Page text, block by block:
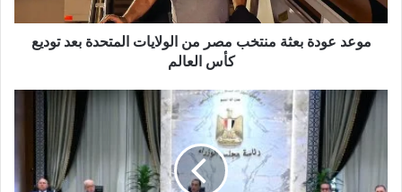
موعد عودة بعثة منتخب مصر من الولايات المتحدة بعد توديع
كأس العالم